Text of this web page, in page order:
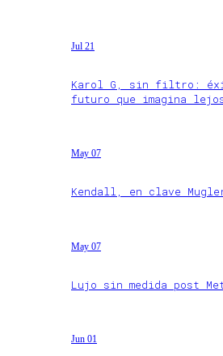
Jul 21
Karol G, sin filtro:
futuro que imagina
May 07
Kendall, en clave
May 07
Lujo sin medida post
Jun 01